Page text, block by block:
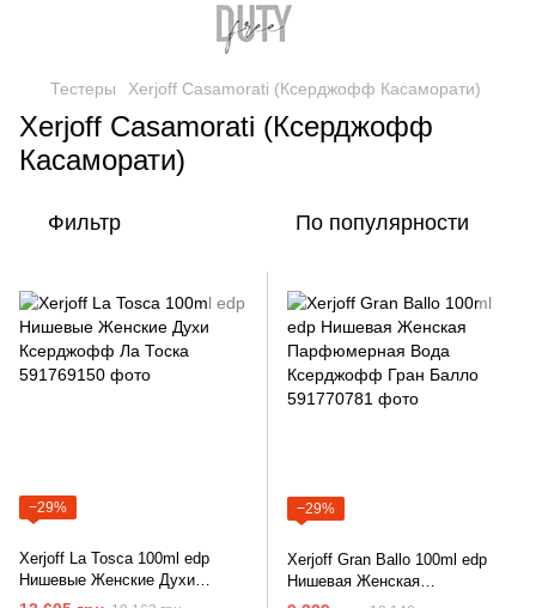
Тестеры Xerjoff Casamorati (Ксерджофф Касаморати)
Xerjoff Casamorati (Ксерджофф
Касаморати)
Фильтр По популярности
−29%
Xerjoff La Tosca 100ml edp
Нишевые Женские Духи
Ксерджофф Ла Тоска
−29%
Xerjoff Gran Ballo 100ml edp
Нишевая Женская
Парфюмерная Вода